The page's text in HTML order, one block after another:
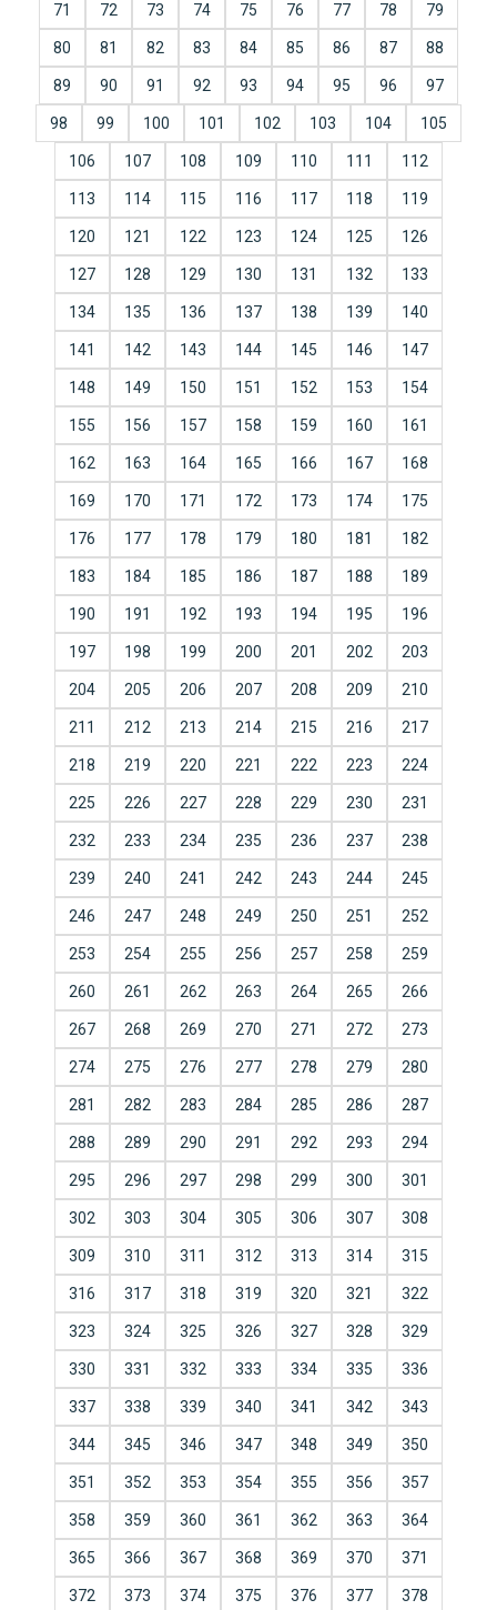
71 72 73 74 75 76 77 78 79
80 81 82 83 84 85 86 87 88
89 90 91 92 93 94 95 96 97
98 99 100 101 102 103 104 105
106 107 108 109 110 111 112
113 114 115 116 117 118 119
120 121 122 123 124 125 126
127 128 129 130 131 132 133
134 135 136 137 138 139 140
141 142 143 144 145 146 147
148 149 150 151 152 153 154
155 156 157 158 159 160 161
162 163 164 165 166 167 168
169 170 171 172 173 174 175
176 177 178 179 180 181 182
183 184 185 186 187 188 189
190 191 192 193 194 195 196
197 198 199 200 201 202 203
204 205 206 207 208 209 210
211 212 213 214 215 216 217
218 219 220 221 222 223 224
225 226 227 228 229 230 231
232 233 234 235 236 237 238
239 240 241 242 243 244 245
246 247 248 249 250 251 252
253 254 255 256 257 258 259
260 261 262 263 264 265 266
267 268 269 270 271 272 273
274 275 276 277 278 279 280
281 282 283 284 285 286 287
288 289 290 291 292 293 294
295 296 297 298 299 300 301
302 303 304 305 306 307 308
309 310 311 312 313 314 315
316 317 318 319 320 321 322
323 324 325 326 327 328 329
330 331 332 333 334 335 336
337 338 339 340 341 342 343
344 345 346 347 348 349 350
351 352 353 354 355 356 357
358 359 360 361 362 363 364
365 366 367 368 369 370 371
372 373 374 375 376 377 378